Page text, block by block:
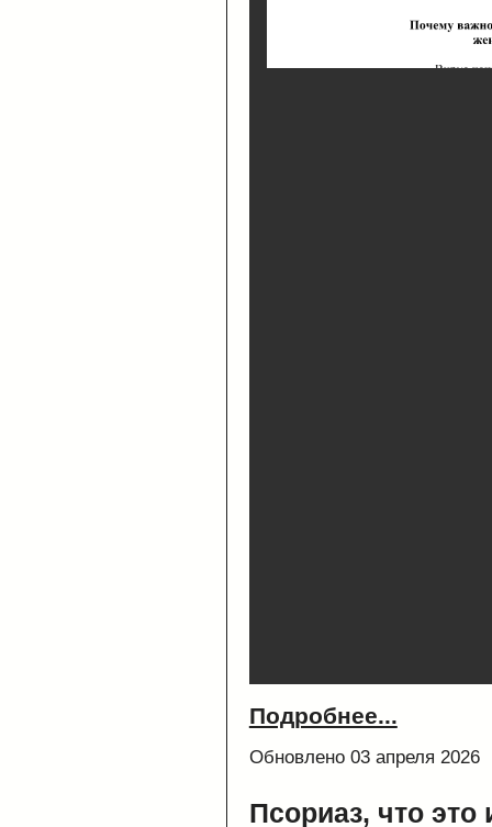
Подробнее...
Обновлено 03 апреля 2026
Псориаз, что это